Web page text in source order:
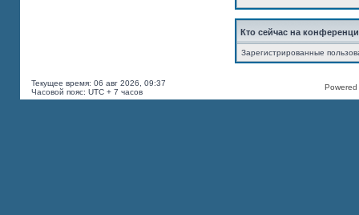
Кто сейчас на
Зарегистрированные
Текущее время: 06 авг 2026, 09:37
Часовой пояс: UTC + 7 часов